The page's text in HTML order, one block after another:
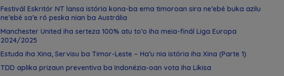
Festivál Eskritór NT lansa istória kona-ba ema timoroan sira ne’ebé buka azilu
ne’ebé sa’e ró peska nian ba Austrália
Manchester United iha serteza 100% atu to’o iha meia-finál Liga Europa
2024/2025
Estuda iha Xina, Servisu ba Timor-Leste – Ha’u nia istória iha Xina (Parte 1)
TDD aplika prizaun preventiva ba Indonézia-oan vota iha Likisa